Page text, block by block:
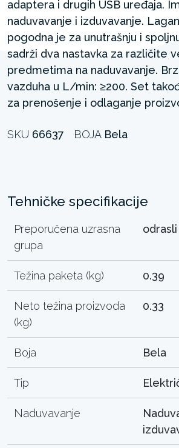
adaptera i drugih USB uređaja.
naduvavanje i izduvavanje.
pogodna je za unutrašnju i
sadrži dva nastavka za različite
predmetima na naduvavanje.
vazduha u L/min: ≥200. Set
za prenošenje i odlaganje
SKU 66637 BOJA Bela
Tehničke specifikacije
Preporučena uzrasna
grupa
odrasli
Težina paketa (kg) 0.39
Neto težina proizvoda
(kg)
0.33
Boja Bela
Tip
Naduvavanje